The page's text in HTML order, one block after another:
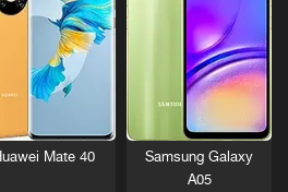
Samsung Galaxy
A05
Mate 40